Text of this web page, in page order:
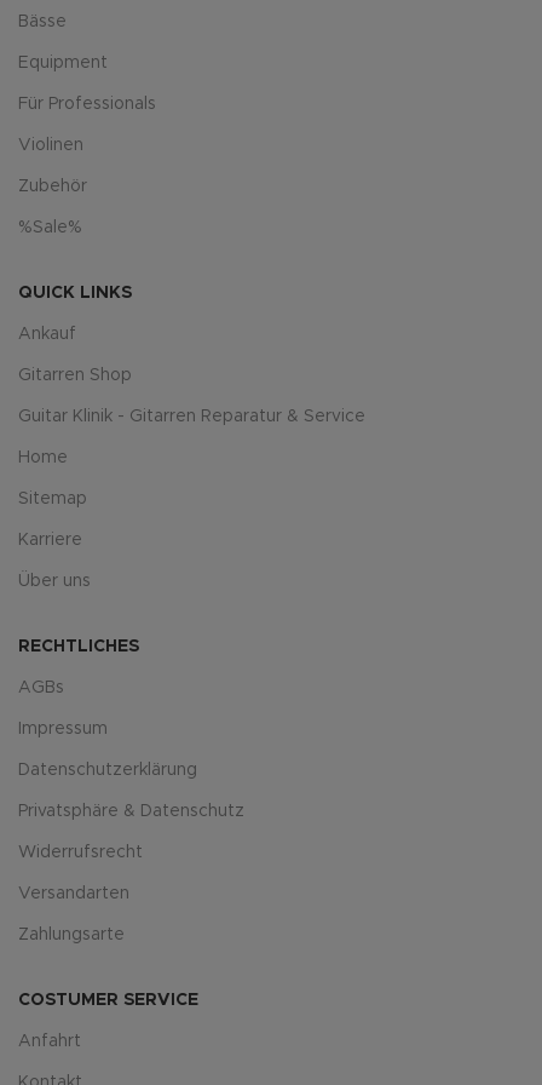
Bässe
Equipment
Für Professionals
Violinen
Zubehör
%Sale%
QUICK LINKS
Ankauf
Gitarren Shop
Guitar Klinik - Gitarren Reparatur & Service
Home
Sitemap
Karriere
Über uns
RECHTLICHES
AGBs
Impressum
Datenschutzerklärung
Privatsphäre & Datenschutz
Widerrufsrecht
Versandarten
Zahlungsarte
COSTUMER SERVICE
Anfahrt